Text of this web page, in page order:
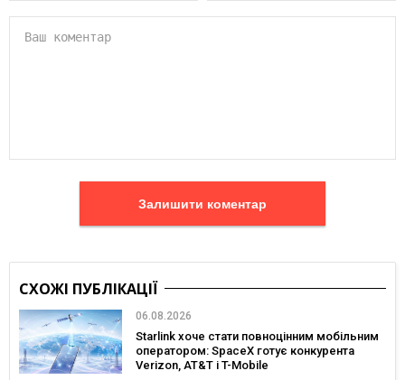
Залишити коментар
СХОЖІ ПУБЛІКАЦІЇ
06.08.2026
Starlink хоче стати повноцінним мобільним
оператором: SpaceX готує конкурента
Verizon, AT&T і T-Mobile